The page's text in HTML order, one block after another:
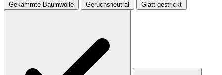
Gekämmte Baumwolle Geruchsneutral Glatt gestrickt